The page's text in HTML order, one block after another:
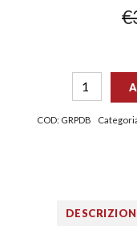
€
COD: GRPDB